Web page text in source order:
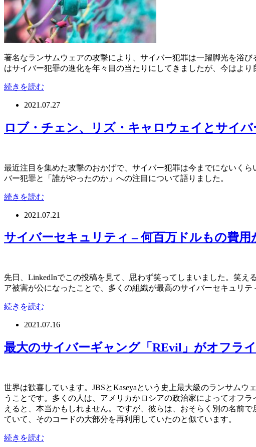
著名なランサムウェアの攻撃により、サイバー犯罪は一躍脚光を浴
はサイバー犯罪の進化を年々目の当たりにしてきましたが、今はより
続きを読む
2021.07.27
ロブ・チェン、リズ・キャロウェイとサイバ
最近注目を集めた攻撃のおかげで、サイバー犯罪は今までにないく
バー犯罪と「誰がやったのか」への注目について語りました。
続きを読む
2021.07.21
サイバーセキュリティ – 何百万ドルもの費用
先日、LinkedInでこの投稿を見て、思わず笑ってしまいました。笑え
ア被害が公になったことで、多くの組織が最高のサイバーセキュリ
続きを読む
2021.07.16
最大のサイバーギャング「REvil」がオフラ
世界は歓喜しています。JBSとKaseyaという史上最大級のランサム
うことです。多くの人は、アメリカかロシアの政治家によってオフ
えると、本当かもしれません。ですが、彼らは、おそらく別の名前
ていて、そのコードの大部分を再利用していたのと似ています。
続きを読む